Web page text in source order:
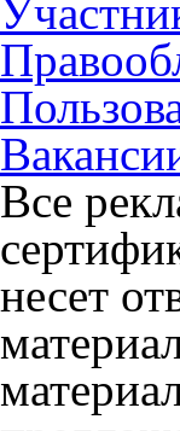
Все
несет